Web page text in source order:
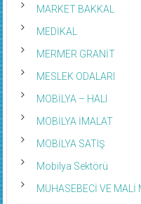
MARKET BAKKAL
MEDİKAL
MERMER GRANİT
MESLEK ODALARI
MOBİLYA – HALI
MOBİLYA İMALAT
MOBİLYA SATIŞ
Mobilya Sektörü
MUHASEBECİ VE MALİ